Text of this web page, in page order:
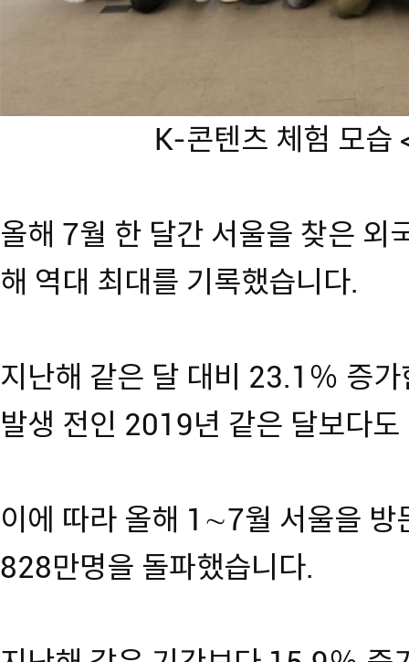
K-콘텐츠 체험 모습
올해 7월 한 달간 서울을 찾은 외
해 역대 최대를 기록했습니다.
지난해 같은 달 대비 23.1％ 증
발생 전인 2019년 같은 달보다
이에 따라 올해 1∼7월 서울을 방
828만명을 돌파했습니다.